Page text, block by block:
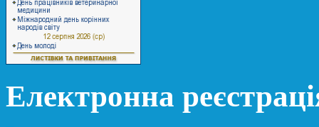
Електронна